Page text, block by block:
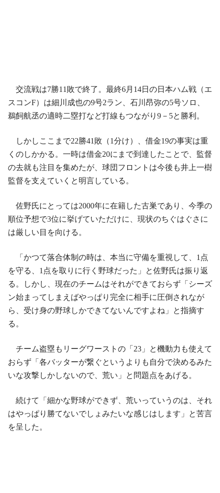
交流戦は7勝11敗で終了。最終6月14日の日本ハム戦（エ
スコンF）は細川成也の9号2ラン、石川昂弥の5号ソロ、
鵜飼航丞の適時二塁打など打線もつながり9－5と勝利。
しかしここまで22勝41敗（1分け）、借金19の事実は重
くのしかかる。一時は借金20にまで到達したことで、監督
の去就も注目を集めたが、球団フロントは今後も井上一樹
監督を支えていくと明言している。
佐野氏にとっては2000年に在籍した古巣であり、今季の
順位予想で3位に挙げていただけに、現状のちぐはぐさに
は厳しい目を向ける。
「かつて落合体制の時は、本当に守備を重視して、1点
を守る、1点を取りに行く野球だった」と佐野氏は振り返
る。しかし、現在のチームはそれができておらず「シーズ
ン始まってしまえばやっぱり完全に相手に圧倒されなが
ら、受け身の野球しかできてないんですよね」と指摘す
る。
チーム盗塁もリーグワーストの「23」と機動力も使えて
おらず「各バッターが繋ぐというよりも自分で決めるみた
いな攻撃しかしないので、荒い」と問題点をあげる。
続けて「細かな野球ができず、荒いっていうのは、それ
はやっぱり勝てないでしょみたいな感じはします」と苦言
を呈した。